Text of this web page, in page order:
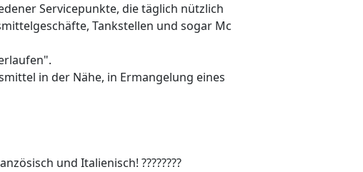
Servicepunkte, die täglich nützlich
Tankstellen und sogar Mc
in der Nähe, in Ermangelung eines
und Italienisch! ????????